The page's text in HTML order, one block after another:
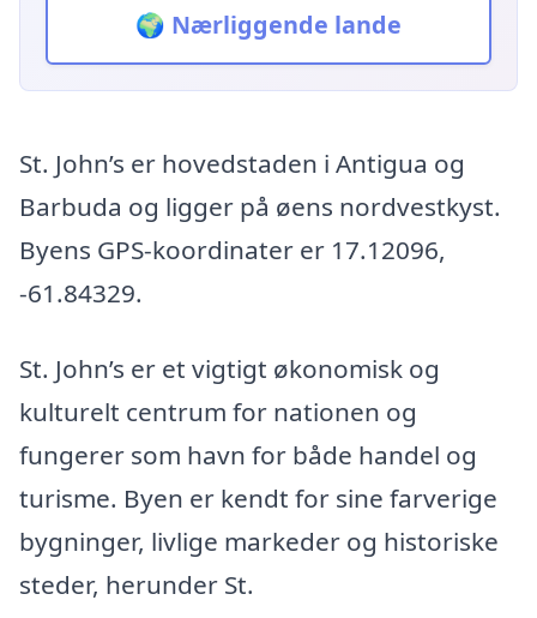
🌍 Nærliggende lande
St. John’s er hovedstaden i Antigua og
Barbuda og ligger på øens nordvestkyst.
Byens GPS-koordinater er 17.12096,
-61.84329.
St. John’s er et vigtigt økonomisk og
kulturelt centrum for nationen og
fungerer som havn for både handel og
turisme. Byen er kendt for sine farverige
bygninger, livlige markeder og historiske
steder, herunder St.